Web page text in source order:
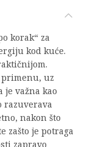
korak“ za
kod kuće.
uz
važna kao
razuverava
nakon što
zašto je potraga
zapravo